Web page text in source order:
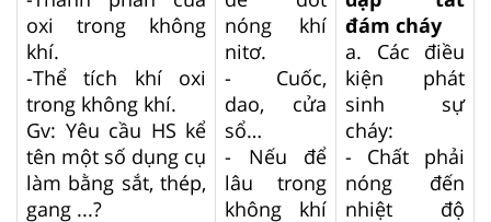
oxi trong không
khí.
-Thể tích khí oxi
trong không khí.
Gv: Yêu cầu HS kể
tên một số dụng cụ
làm bằng sắt, thép,
gang ...?
nóng khí
nitơ.
- Cuốc,
dao, cửa
sổ…
- Nếu để
lâu trong
không khí
đám cháy
a. Các điều
kiện phát
sinh sự
cháy:
- Chất phải
nóng đến
nhiệt độ